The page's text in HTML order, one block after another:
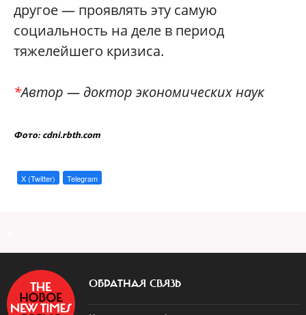
другое — проявлять эту самую
социальность на деле в период
тяжелейшего кризиса.
*Автор — доктор экономических наук
Фото: cdni.rbth.com
X (Twitter) Telegram
ОБРАТНАЯ СВЯЗЬ